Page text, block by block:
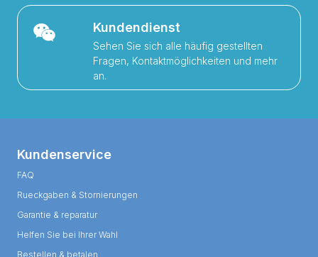
Kundendienst
Sehen Sie sich alle häufig gestellten
Fragen, Kontaktmöglichkeiten und mehr
an.
Kundenservice
FAQ
Rueckgaben & Stornierungen
Garantie & reparatur
Helfen Sie bei Ihrer Wahl
Bestellen & betalen